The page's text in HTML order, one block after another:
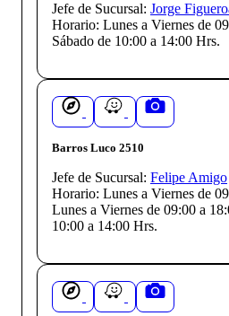
Jefe de Sucursal: Jorge
Horario: Lunes a Viernes de
Sábado de 10:00 a 14:00 Hrs.
Barros Luco 2510
Jefe de Sucursal: Felipe Amigo
Horario: Lunes a Viernes de
Lunes a Viernes de 09:00 a
10:00 a 14:00 Hrs.